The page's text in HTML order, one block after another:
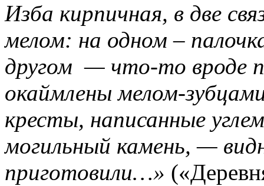
Изба кирпичная, в две
мелом: на одном –
другом — что-то вроде
окаймлены мелом-
кресты, написанные
могильный камень, —
приготовили…»